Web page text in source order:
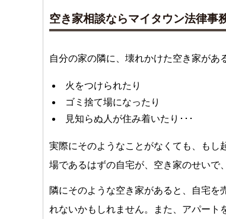
空き家相談ならマイタウン法律事
自分の家の隣に、壊れかけた空き家があ
火をつけられたり
ゴミ捨て場になったり
見知らぬ人が住み着いたり･･･
実際にそのようなことがなくても、もし
場であるはずの自宅が、空き家のせいで
隣にそのような空き家があると、自宅を
れないかもしれません。また、アパート